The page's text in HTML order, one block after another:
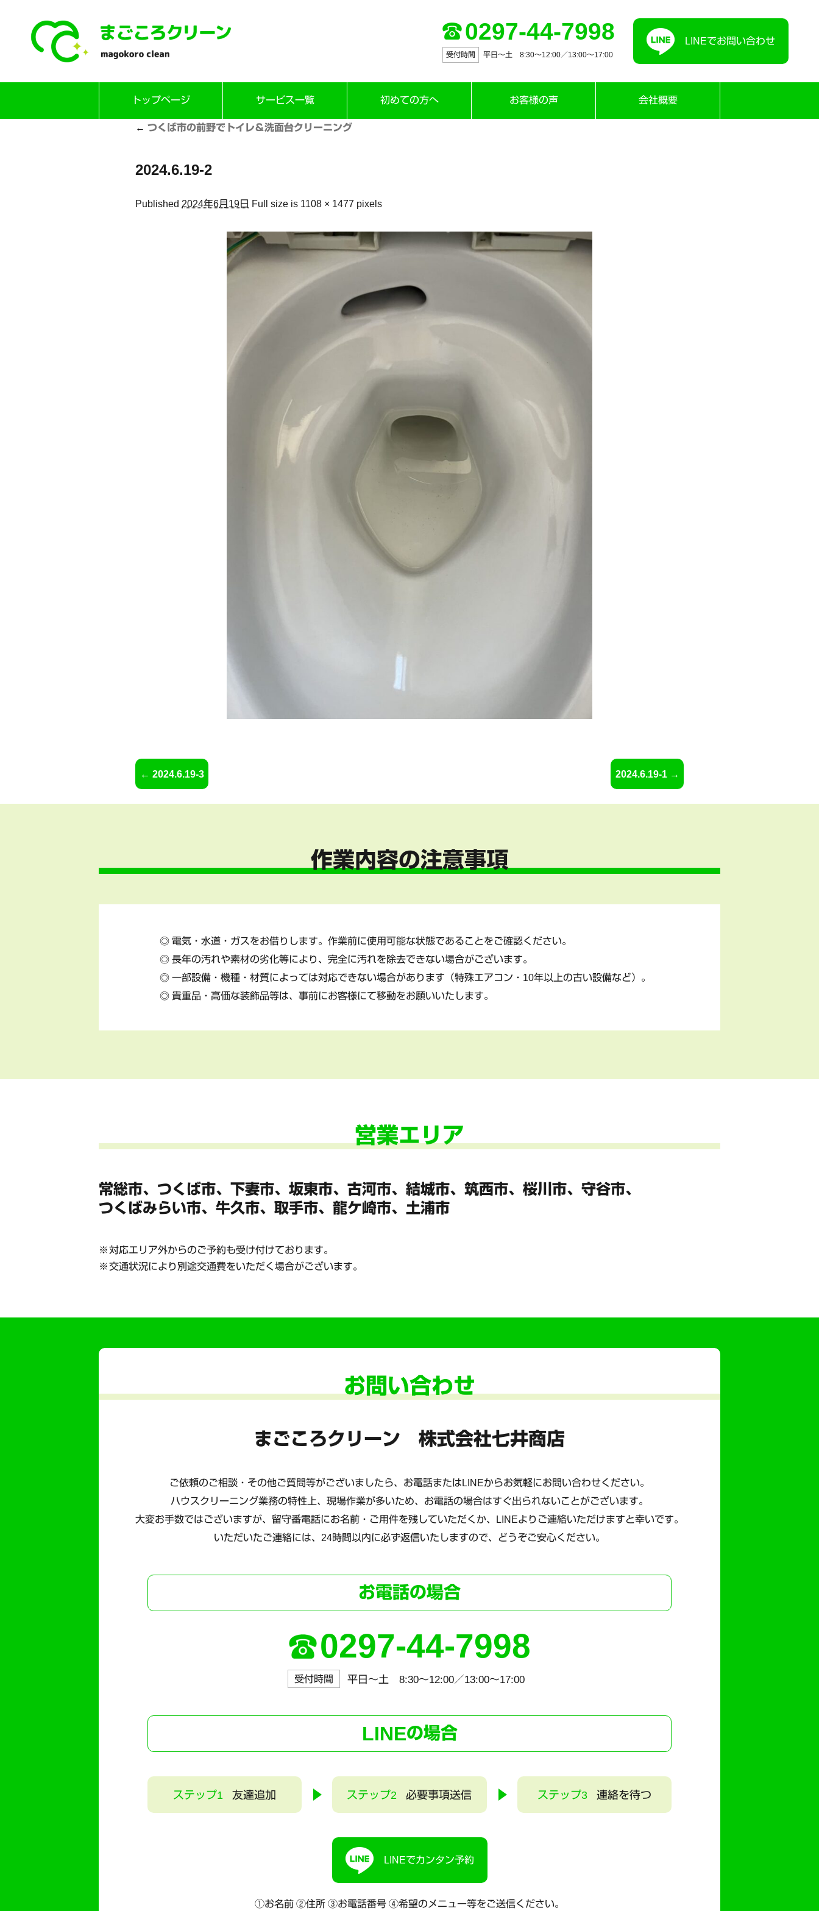
0297-44-7998
受付時間 平日～土 8:30〜12:00／13:00〜17:00
LINEでお問い合わせ
トップページ サービス一覧 初めての方へ お客様の声 会社概要
← つくば市の前野でトイレ＆洗面台クリーニング
2024.6.19-2
Published 2024年6月19日 Full size is 1108 × 1477 pixels
2024.6.19-3 2024.6.19-1
作業内容の注意事項
電気・水道・ガスをお借りします。作業前に使用可能な状態であることをご確認ください。
長年の汚れや素材の劣化等により、完全に汚れを除去できない場合がございます。
一部設備・機種・材質によっては対応できない場合があります（特殊エアコン・10年以上の古い設備など）。
貴重品・高価な装飾品等は、事前にお客様にて移動をお願いいたします。
営業エリア
常総市、つくば市、下妻市、坂東市、 古河市、結城市、筑西市、桜川市、 守谷市、
つくばみらい市、牛久市、 取手市、龍ケ崎市、土浦市
対応エリア外からのご予約も受け付けております。
交通状況により別途交通費をいただく場合がございます。
お問い合わせ
まごころクリーン 株式会社七井商店
ご依頼のご相談・その他ご質問等がございましたら、お電話またはLINEからお気軽にお問い合わせください。
ハウスクリーニング業務の特性上、現場作業が多いため、お電話の場合はすぐ出られないことがございます。
大変お手数ではございますが、留守番電話にお名前・ご用件を残していただくか、LINEよりご連絡いただけますと幸いです。
いただいたご連絡には、24時間以内に必ず返信いたしますので、どうぞご安心ください。
お電話の場合
0297-44-7998
受付時間 平日～土 8:30〜12:00／13:00〜17:00
LINEの場合
ステップ1 友達追加 ステップ2 必要事項送信 ステップ3 連絡を待つ
LINEでカンタン予約
①お名前 ②住所 ③お電話番号 ④希望のメニュー等をご送信ください。